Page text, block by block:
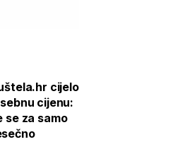
cijelo
cijenu:
se za samo